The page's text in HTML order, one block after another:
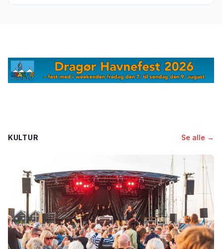
KULTUR Se alle →